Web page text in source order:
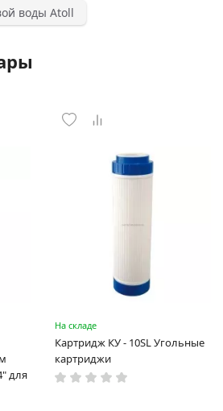
воды Atoll
для
На складе
Картридж КУ - 10SL Угольные
картриджи